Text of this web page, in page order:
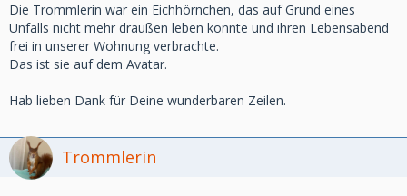
Die Trommlerin war ein Eichhörnchen, das auf Grund eines
Unfalls nicht mehr draußen leben konnte und ihren Lebensabend
frei in unserer Wohnung verbrachte.
Das ist sie auf dem Avatar.
Hab lieben Dank für Deine wunderbaren Zeilen.
Trommlerin